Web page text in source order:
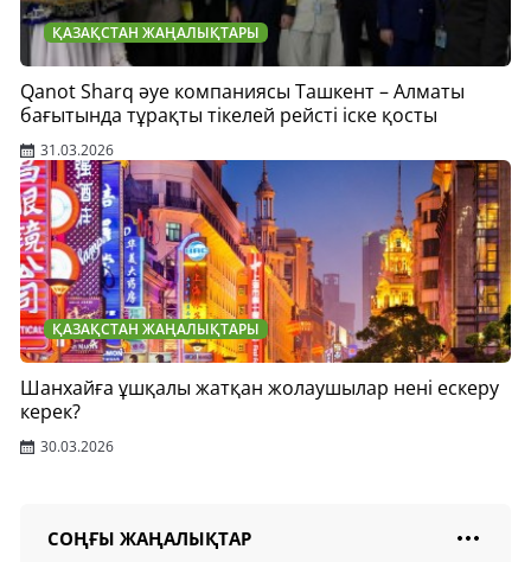
ҚАЗАҚСТАН ЖАҢАЛЫҚТАРЫ
Qanot Sharq әуе компаниясы Ташкент – Алматы
бағытында тұрақты тікелей рейсті іске қосты
31.03.2026
ҚАЗАҚСТАН ЖАҢАЛЫҚТАРЫ
Шанхайға ұшқалы жатқан жолаушылар нені ескеру
керек?
30.03.2026
СОҢҒЫ ЖАҢАЛЫҚТАР